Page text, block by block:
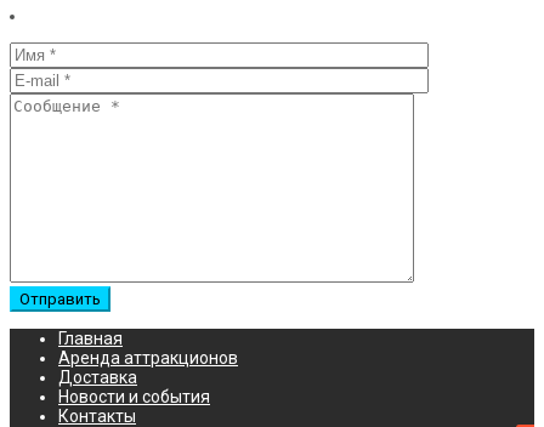
Главная
Аренда аттракционов
Доставка
Новости и события
Контакты